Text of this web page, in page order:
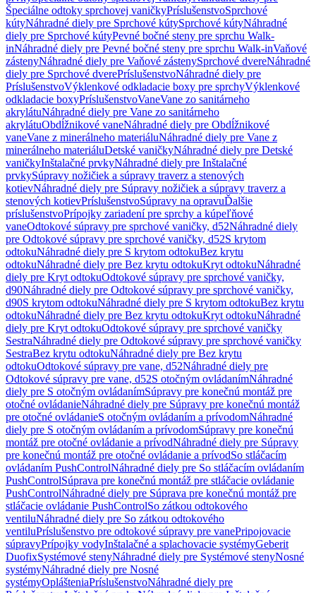
Špeciálne odtoky sprchovej vaničkyPríslušenstvoSprchové
kútyNáhradné diely pre Sprchové kútySprchové kútyNáhradné
diely pre Sprchové kútyPevné bočné steny pre sprchu Walk-
inNáhradné diely pre Pevné bočné steny pre sprchu Walk-inVaňové
zástenyNáhradné diely pre Vaňové zástenySprchové dvereNáhradné
diely pre Sprchové dverePríslušenstvoNáhradné diely pre
PríslušenstvoVýklenkové odkladacie boxy pre sprchyVýklenkové
odkladacie boxyPríslušenstvoVaneVane zo sanitárneho
akrylátuNáhradné diely pre Vane zo sanitárneho
akrylátuObdĺžnikové vaneNáhradné diely pre Obdĺžnikové
vaneVane z minerálneho materiáluNáhradné diely pre Vane z
minerálneho materiáluDetské vaničkyNáhradné diely pre Detské
vaničkyInštalačné prvkyNáhradné diely pre Inštalačné
prvkySúpravy nožičiek a súpravy traverz a stenových
kotievNáhradné diely pre Súpravy nožičiek a súpravy traverz a
stenových kotievPríslušenstvoSúpravy na opravuĎalšie
príslušenstvoPrípojky zariadení pre sprchy a kúpeľňové
vaneOdtokové súpravy pre sprchové vaničky, d52Náhradné diely
pre Odtokové súpravy pre sprchové vaničky, d52S krytom
odtokuNáhradné diely pre S krytom odtokuBez krytu
odtokuNáhradné diely pre Bez krytu odtokuKryt odtokuNáhradné
diely pre Kryt odtokuOdtokové súpravy pre sprchové vaničky,
d90Náhradné diely pre Odtokové súpravy pre sprchové vaničky,
d90S krytom odtokuNáhradné diely pre S krytom odtokuBez krytu
odtokuNáhradné diely pre Bez krytu odtokuKryt odtokuNáhradné
diely pre Kryt odtokuOdtokové súpravy pre sprchové vaničky
SestraNáhradné diely pre Odtokové súpravy pre sprchové vaničky
SestraBez krytu odtokuNáhradné diely pre Bez krytu
odtokuOdtokové súpravy pre vane, d52Náhradné diely pre
Odtokové súpravy pre vane, d52S otočným ovládanímNáhradné
diely pre S otočným ovládanímSúpravy pre konečnú montáž pre
otočné ovládanieNáhradné diely pre Súpravy pre konečnú montáž
pre otočné ovládanieS otočným ovládaním a prívodomNáhradné
diely pre S otočným ovládaním a prívodomSúpravy pre konečnú
montáž pre otočné ovládanie a prívodNáhradné diely pre Súpravy
pre konečnú montáž pre otočné ovládanie a prívodSo stláčacím
ovládaním PushControlNáhradné diely pre So stláčacím ovládaním
PushControlSúprava pre konečnú montáž pre stláčacie ovládanie
PushControlNáhradné diely pre Súprava pre konečnú montáž pre
stláčacie ovládanie PushControlSo zátkou odtokového
ventiluNáhradné diely pre So zátkou odtokového
ventiluPríslušenstvo pre odtokové súpravy pre vanePripojovacie
súpravyPrípojky vodyInštalačné a splachovacie systémyGeberit
DuofixSystémové stenyNáhradné diely pre Systémové stenyNosné
systémyNáhradné diely pre Nosné
systémyOplášteniaPríslušenstvoNáhradné diely pre